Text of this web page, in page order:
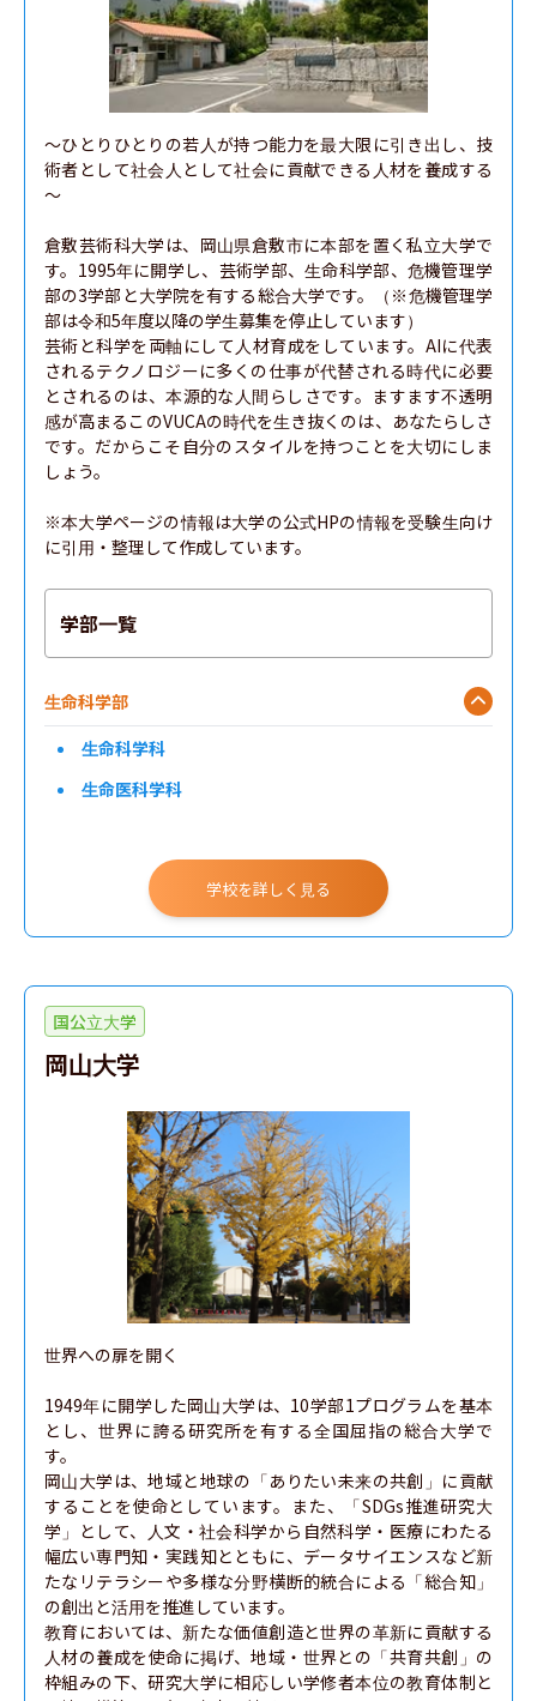
～ひとりひとりの若人が持つ能力を最大限に引き出し、技
術者として社会人として社会に貢献できる人材を養成する
～
倉敷芸術科大学は、岡山県倉敷市に本部を置く私立大学で
す。1995年に開学し、芸術学部、生命科学部、危機管理学
部の3学部と大学院を有する総合大学です。（※危機管理学
部は令和5年度以降の学生募集を停止しています）
芸術と科学を両軸にして人材育成をしています。AIに代表
されるテクノロジーに多くの仕事が代替される時代に必要
とされるのは、本源的な人間らしさです。ますます不透明
感が高まるこのVUCAの時代を生き抜くのは、あなたらしさ
です。だからこそ自分のスタイルを持つことを大切にしま
しょう。
※本大学ページの情報は大学の公式HPの情報を受験生向け
に引用・整理して作成しています。
学部一覧
生命科学部
生命科学科
生命医科学科
学校を詳しく見る
国公立大学
岡山大学
世界への扉を開く
1949年に開学した岡山大学は、10学部1プログラムを基本
とし、世界に誇る研究所を有する全国屈指の総合大学で
す。
岡山大学は、地域と地球の「ありたい未来の共創」に貢献
することを使命としています。また、「SDGs推進研究大
学」として、人文・社会科学から自然科学・医療にわたる
幅広い専門知・実践知とともに、データサイエンスなど新
たなリテラシーや多様な分野横断的統合による「総合知」
の創出と活用を推進しています。
教育においては、新たな価値創造と世界の革新に貢献する
人材の養成を使命に掲げ、地域・世界との「共育共創」の
枠組みの下、研究大学に相応しい学修者本位の教育体制と